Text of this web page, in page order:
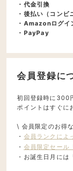
・代金引換
・後払い（コンビ
・Amazonログイ
・PayPay
会員登録に
初回登録時に300
ポイントはすぐに
\ 会員限定のお得
・ 会員ランクによ
・ 会員限定セール
・お誕生日月には